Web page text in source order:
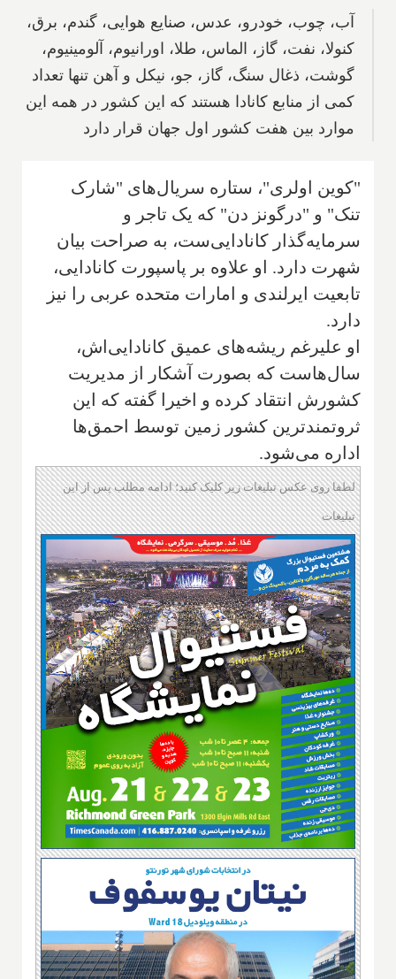
آب، چوب، خودرو، عدس، صنایع هوایی، گندم، برق،
کنولا، نفت، گاز، الماس، طلا، اورانیوم، آلومینیوم،
گوشت، ذغال سنگ، گاز، جو، نیکل و آهن تنها تعداد
کمی از منابع کانادا هستند که این کشور در همه این
موارد بین هفت کشور اول جهان قرار دارد
"کوین اولری"، ستاره سریال‌های "شارک
تنک" و "درگونز دن" که یک تاجر و
سرمایه‌گذار کانادایی‌ست، به صراحت بیان
شهرت دارد. او علاوه بر پاسپورت کانادایی،
تابعیت ایرلندی و امارات متحده عربی را نیز
دارد.
او علیرغم ریشه‌های عمیق کانادایی‌اش،
سال‌هاست که بصورت آشکار از مدیریت
کشورش انتقاد کرده و اخیرا گفته که این
ثروتمندترین کشور زمین توسط احمق‌ها
اداره می‌شود.
لطفا روی عکس تبلیغات زیر کلیک کنید؛ ادامه مطلب پس از این
تبلیغات